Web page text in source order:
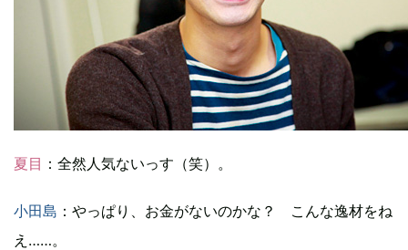
夏目 ：全然人気ないっす（笑）。
小田島 ：やっぱり、お金がないのかな？ こんな逸材をね
え……。